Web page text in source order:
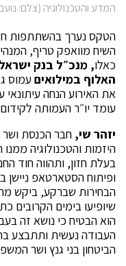
המדע והטכנולוגיה (צלם:
הטקס נערך בהשתתפות
השיח מוואפק טריף,
כאלו, מנכ״ל בנק ישראל
האלוף במילואים עמוס
את האירוע הנחה עיתונאי ערוץ 13 אלון
עומד יו״ר העמותה
יזהר שי,חבר הכנסת ושר
היזמות והטכנולוגיה
בעלת חזון, ותהווה חוד
ופיתוח הסטארטאפ
הבחירות שברקע, ביקש
שיופיעו בימים הקרובים
הוא הבטיח כי נושא זה
העבודה נעשית ותתבצע
הביטחון בני גנץ ושר